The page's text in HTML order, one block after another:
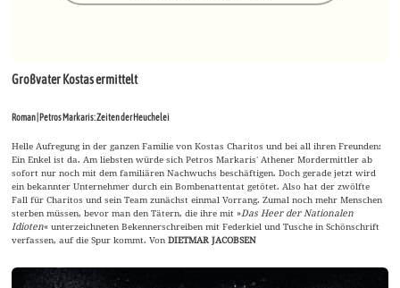
Großvater Kostas ermittelt
Roman | Petros Markaris: Zeiten der Heuchelei
Helle Aufregung in der ganzen Familie von Kostas Charitos und bei all ihren Freunden:
Ein Enkel ist da. Am liebsten würde sich Petros Markaris' Athener Mordermittler ab
sofort nur noch mit dem familiären Nachwuchs beschäftigen. Doch gerade jetzt wird
ein bekannter Unternehmer durch ein Bombenattentat getötet. Also hat der zwölfte
Fall für Charitos und sein Team zunächst einmal Vorrang. Zumal noch mehr Menschen
sterben müssen, bevor man den Tätern, die ihre mit »Das Heer der Nationalen
Idioten« unterzeichneten Bekennerschreiben mit Federkiel und Tusche in Schönschrift
verfassen, auf die Spur kommt. VonDIETMAR JACOBSEN